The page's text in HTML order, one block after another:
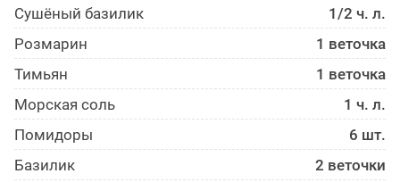
Сушёный базилик
1/2 ч. л.
Розмарин
1 веточка
Тимьян
1 веточка
Морская соль
1 ч. л.
Помидоры
6 шт.
Базилик
2 веточки